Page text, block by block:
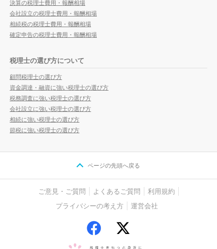
決算の税理士費用・報酬相場
会社設立の税理士費用・報酬相場
相続税の税理士費用・報酬相場
確定申告の税理士費用・報酬相場
税理士の選び方について
顧問税理士の選び方
資金調達・融資に強い税理士の選び方
税務調査に強い税理士の選び方
会社設立に強い税理士の選び方
相続に強い税理士の選び方
節税に強い税理士の選び方
ページの先頭へ戻る
ご意見・ご質問 よくあるご質問
利用規約
プライバシーの考え方
運営会社